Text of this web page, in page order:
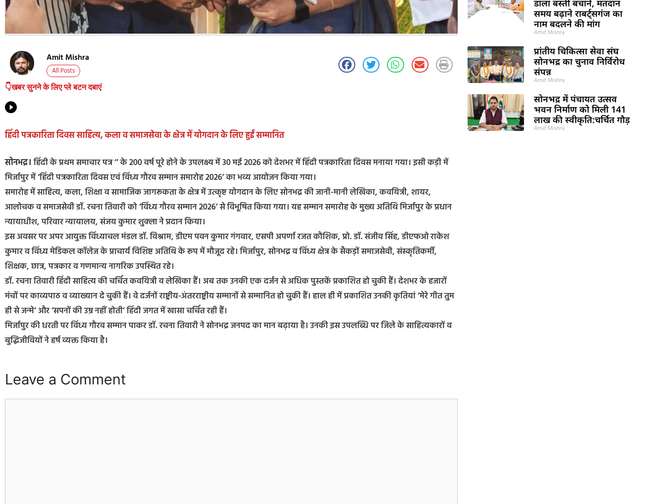
Amit Mishra
All Posts
👇खबर सुनने के लिए प्ले बटन दबाएं
हिंदी पत्रकारिता दिवस साहित्य, कला व समाजसेवा के क्षेत्र में योगदान के लिए हुईं सम्मानित
सोनभद्र।हिंदी के प्रथम समाचार पत्र ‘’ के 200 वर्ष पूरे होने के उपलक्ष्य में 30 मई 2026 को देशभर में हिंदी पत्रकारिता दिवस मनाया गया। इसी कड़ी में
मिर्जापुर में ‘हिंदी पत्रकारिता दिवस एवं विंध्य गौरव सम्मान समारोह 2026’ का भव्य आयोजन किया गया।
समारोह में साहित्य, कला, शिक्षा व सामाजिक जागरूकता के क्षेत्र में उत्कृष्ट योगदान के लिए सोनभद्र की जानी-मानी लेखिका, कवयित्री, शायर,
आलोचक व समाजसेवी डॉ. रचना तिवारी को ‘विंध्य गौरव सम्मान 2026’ से विभूषित किया गया। यह सम्मान समारोह के मुख्य अतिथि मिर्जापुर के प्रधान
न्यायाधीश, परिवार न्यायालय, संजय कुमार शुक्ला ने प्रदान किया।
इस अवसर पर अपर आयुक्त विंध्याचल मंडल डॉ. विश्राम, डीएम पवन कुमार गंगवार, एसपी अपर्णा रजत कौशिक, प्रो. डॉ. संजीव सिंह, डीएफओ राकेश
कुमार व विंध्य मेडिकल कॉलेज के प्राचार्य विशिष्ट अतिथि के रूप में मौजूद रहे। मिर्जापुर, सोनभद्र व विंध्य क्षेत्र के सैकड़ों समाजसेवी, संस्कृतिकर्मी,
शिक्षक, छात्र, पत्रकार व गणमान्य नागरिक उपस्थित रहे।
डॉ. रचना तिवारी हिंदी साहित्य की चर्चित कवयित्री व लेखिका हैं। अब तक उनकी एक दर्जन से अधिक पुस्तकें प्रकाशित हो चुकी हैं। देशभर के हजारों
मंचों पर काव्यपाठ व व्याख्यान दे चुकी हैं। वे दर्जनों राष्ट्रीय-अंतरराष्ट्रीय सम्मानों से सम्मानित हो चुकी हैं। हाल ही में प्रकाशित उनकी कृतियां ‘मेरे गीत तुम
ही से जन्मे’ और ‘सपनों की उम्र नहीं होती’ हिंदी जगत में खासा चर्चित रही हैं।
मिर्जापुर की धरती पर विंध्य गौरव सम्मान पाकर डॉ. रचना तिवारी ने सोनभद्र जनपद का मान बढ़ाया है। उनकी इस उपलब्धि पर जिले के साहित्यकारों व
बुद्धिजीवियों ने हर्ष व्यक्त किया है।
Leave a Comment
डाला बस्ती बचाने, मतदान
समय बढ़ाने राबर्ट्सगंज का
नाम बदलने की मांग
Amit Mishra
प्रांतीय चिकित्सा सेवा संघ
सोनभद्र का चुनाव निर्विरोध
संपन्न
Amit Mishra
सोनभद्र में पंचायत उत्सव
भवन निर्माण को मिली 141
लाख की स्वीकृति:चर्चित गौड़
Amit Mishra